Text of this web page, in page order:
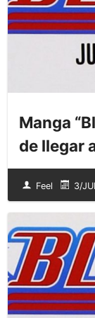
Manga
de llegar
Feel 3/